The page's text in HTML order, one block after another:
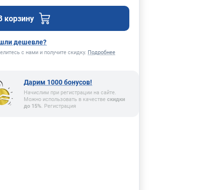
корзину
дешевле?
с нами и получите скидку. Подробнее
Дарим 1000 бонусов!
Начислим при регистрации на сайте.
Можно использовать в качестве скидки
до 15%. Регистрация